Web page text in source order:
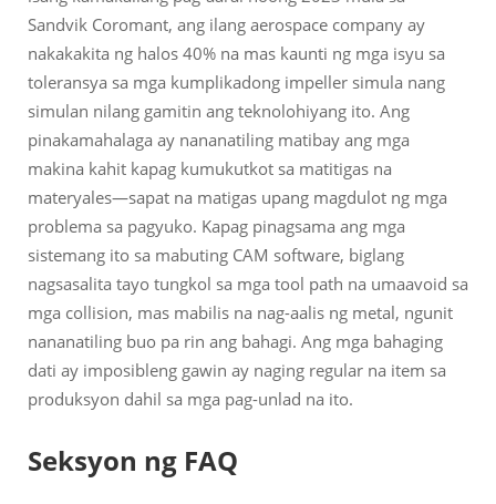
Sandvik Coromant, ang ilang aerospace company ay
nakakakita ng halos 40% na mas kaunti ng mga isyu sa
toleransya sa mga kumplikadong impeller simula nang
simulan nilang gamitin ang teknolohiyang ito. Ang
pinakamahalaga ay nananatiling matibay ang mga
makina kahit kapag kumukutkot sa matitigas na
materyales—sapat na matigas upang magdulot ng mga
problema sa pagyuko. Kapag pinagsama ang mga
sistemang ito sa mabuting CAM software, biglang
nagsasalita tayo tungkol sa mga tool path na umaavoid sa
mga collision, mas mabilis na nag-aalis ng metal, ngunit
nananatiling buo pa rin ang bahagi. Ang mga bahaging
dati ay imposibleng gawin ay naging regular na item sa
produksyon dahil sa mga pag-unlad na ito.
Seksyon ng FAQ